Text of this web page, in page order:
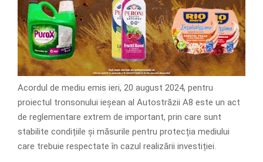
Acordul de mediu emis ieri, 20 august 2024, pentru
proiectul tronsonului ieșean al Autostrăzii A8 este un act
de reglementare extrem de important, prin care sunt
stabilite condițiile și măsurile pentru protecția mediului
care trebuie respectate în cazul realizării investiției.